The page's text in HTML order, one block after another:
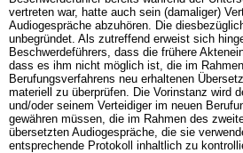
vertreten war, hatte auch sein (damaliger)
Audiogespräche abzuhören. Die
unbegründet. Als zutreffend erweist sich
Beschwerdeführers, dass die frühere
dass es ihm nicht möglich ist, die im
Berufungsverfahrens neu erhaltenen
materiell zu überprüfen. Die Vorinstanz wird
und/oder seinem Verteidiger im neuen
gewähren müssen, die im Rahmen des
übersetzten Audiogespräche, die sie
entsprechende Protokoll inhaltlich zu